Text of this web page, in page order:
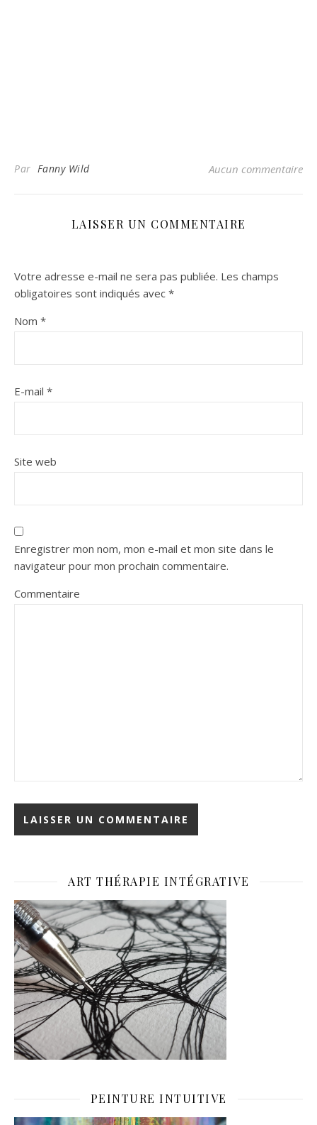
Par Fanny Wild Aucun commentaire
LAISSER UN COMMENTAIRE
Votre adresse e-mail ne sera pas publiée. Les champs
obligatoires sont indiqués avec *
Nom *
E-mail *
Site web
Enregistrer mon nom, mon e-mail et mon site dans le
navigateur pour mon prochain commentaire.
Commentaire
ART THÉRAPIE INTÉGRATIVE
PEINTURE INTUITIVE